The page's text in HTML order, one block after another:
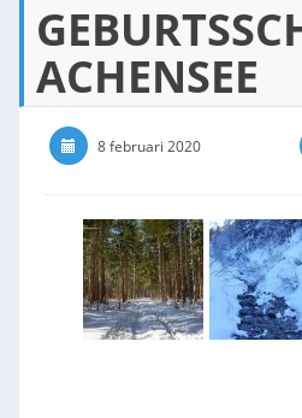
ACHENSEE
8 februari 2020